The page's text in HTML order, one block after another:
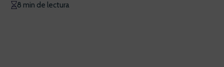
8 min de lectura